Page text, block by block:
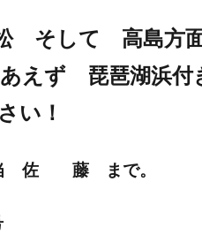
そして 高島方面
あえず 琵琶湖浜
い！
当 佐 藤 まで。